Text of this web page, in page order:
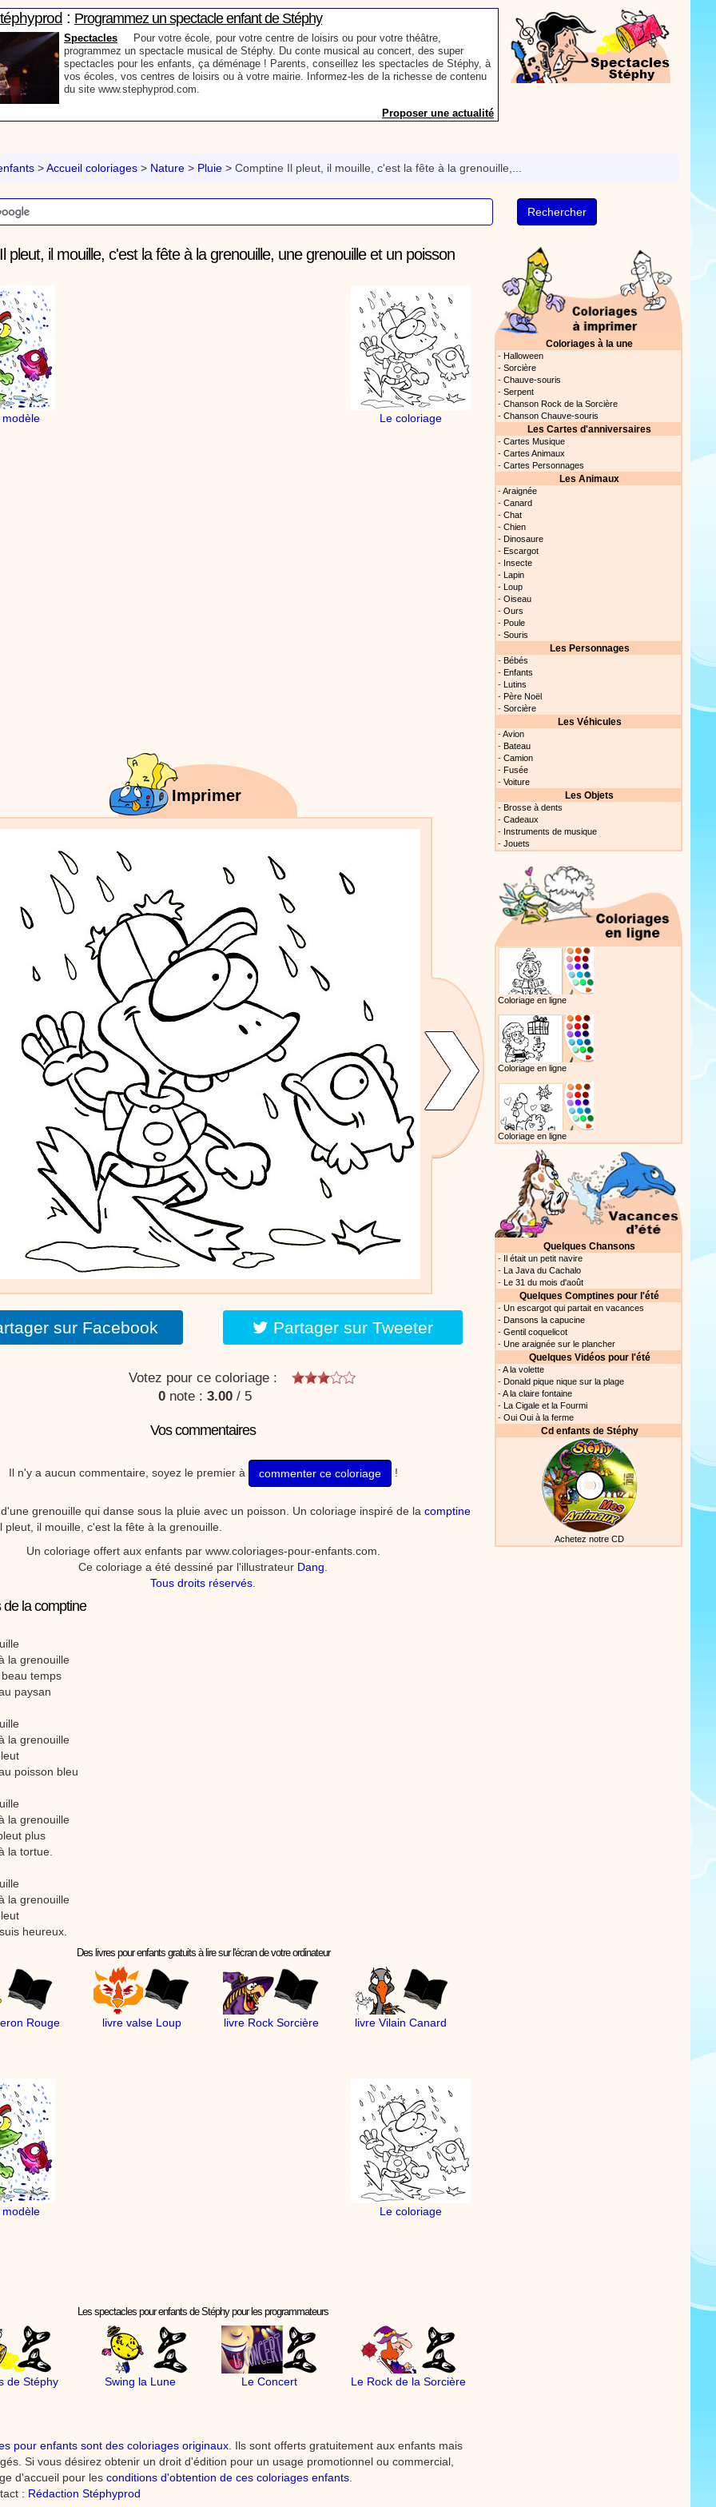
: Programmez un spectacle enfant de Stéphy
Spectacles Pour votre école, pour votre centre de loisirs ou pour votre théâtre,
programmez un spectacle musical de Stéphy. Du conte musical au concert, des super
spectacles pour les enfants, ça déménage ! Parents, conseillez les spectacles de Stéphy, à
vos écoles, vos centres de loisirs ou à votre mairie. Informez-les de la richesse de contenu
du site www.stephyprod.com.
Proposer une actualité
histoires à vos enfants, pour les fêtes d’anniversaires, ou pour toute autre animation.
Laissez-vous emporter par la magie des contes, des expressions et des mots pour un
Proposer une actualité
Dessins animés créationsPour ne pas oublier de se brosser les dents après le repas, voici une
retrouve, l'eau, le robinet, le lavabo, le dentifrice et bien sûr, la brosse à dents. Tchique tchique, tchique
chante la brosse. De la musique en image pour apprendre facilement la chanson. Une animation de la
chanson pour enfants La Brosse à dents
Proposer une vidéo
Stéphy, conteur vous donne quelques trucs, quelques astuces pour mieux
raconter des histoires aux enfants. N’oubliez pas l’histoire du soir ! Si vous êtes parents,
vous devez chaque soir raconter une petite histoire à votre enfant, c’est un rituel très
important favorable à un bon sommeil, évitez les histoires d’horreur bien entendu. Si vous
êtes bibliothécaire ou enseignant, ces conseils précieux vous aideront à devenir un meilleur
chanson Hippopotam-tam
Chansons enfantsClip d'animation en Stop Motion (image par image) qui raconte en chanson les
chanson J'vais l'dire à Greta
Chansons Chanson pour la planète
Proposer une vidéo
:Chansons de Noël, 21 minutes de dessins animés
Dessins animés traditionnelsDes chansons de Noël, des contes de Noël, profitez de 21 minutes de
productions de Noël sans interruption de pub. un petit moment de tranquillité pour votre enfant ou pour les
parents !!! De la première note de musique au dernier coup de crayon, une production 100/100
stéphyprod.
Proposer une vidéo
>Accueil coloriages > Nature > Pluie > Comptine Il pleut, il mouille, c'est la fête à la grenouille,...
pleut, il mouille, c'est la fête à la grenouille, une grenouille et un poisson
Le coloriage
Imprimer
sur Facebook Partager sur Tweeter
Votez pour ce coloriage :
0 note : 3.00 / 5
Vos commentaires
Il n'y a aucun commentaire, soyez le premier à commenter ce coloriage !
grenouille qui danse sous la pluie avec un poisson. Un coloriage inspiré de la comptine
pleut, il mouille, c'est la fête à la grenouille.
Un coloriage offert aux enfants par www.coloriages-pour-enfants.com.
Ce coloriage a été dessiné par l'illustrateur Dang
Tous droits réservés
la comptine
la grenouille
temps
paysan
la grenouille
poisson bleu
la grenouille
plus
la tortue.
la grenouille
heureux.
Des livres pour enfants gratuits à lire sur l'écran de votre ordinateur
Rouge livre valse Loup livre Rock Sorcière livre Vilain Canard
Le coloriage
Les spectacles pour enfants de Stéphy pour les programmateurs
de Stéphy Swing la Lune Le Concert Le Rock de la Sorcière
pour enfants sont des coloriages originaux . Ils sont offerts gratuitement aux enfants mais
Si vous désirez obtenir un droit d'édition pour un usage promotionnel ou commercial,
d'accueil pour les conditions d'obtention de ces coloriages enfants
: Rédaction Stéphyprod
Coloriages à la une
- Halloween
- Sorcière
- Chauve-souris
- Serpent
- Chanson Rock de la Sorcière
- Chanson Chauve-souris
Les Cartes d'anniversaires
- Cartes Musique
- Cartes Animaux
- Cartes Personnages
Les Animaux
-Araignée
- Canard
- Chat
- Chien
- Dinosaure
- Escargot
- Insecte
- Lapin
- Loup
- Oiseau
- Ours
- Poule
- Souris
Les Personnages
- Bébés
- Enfants
- Lutins
- Père Noël
- Sorcière
Les Véhicules
-Avion
- Bateau
- Camion
- Fusée
- Voiture
Les Objets
- Brosse à dents
- Cadeaux
- Instruments de musique
- Jouets
Coloriage en ligne
Coloriage en ligne
Coloriage en ligne
Quelques Chansons
- Il était un petit navire
- La Java du Cachalo
- Le 31 du mois d'août
Quelques Comptines pour l'été
- Un escargot qui partait en vacances
- Dansons la capucine
- Gentil coquelicot
- Une araignée sur le plancher
Quelques Vidéos pour l'été
-A la volette
- Donald pique nique sur la plage
-A la claire fontaine
- La Cigale et la Fourmi
- Oui Oui à la ferme
Cd enfants de Stéphy
Achetez notre CD